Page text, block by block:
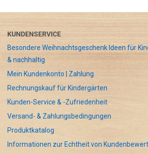
KUNDENSERVICE
Besondere Weihnachtsgeschenk Ideen für
& nachhaltig
Mein Kundenkonto | Zahlung
Rechnungskauf für Kindergärten
Kunden-Service & -Zufriedenheit
Versand- & Zahlungsbedingungen
Produktkatalog
Informationen zur Echtheit von